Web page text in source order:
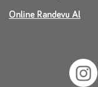
Online Randevu Al